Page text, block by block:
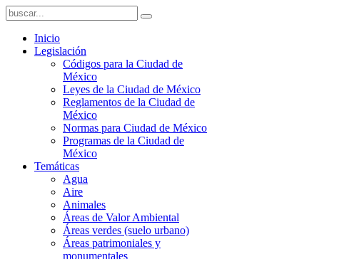
Inicio
Legislación
Códigos para la Ciudad de
México
Leyes de la Ciudad de México
Reglamentos de la Ciudad de
México
Normas para Ciudad de México
Programas de la Ciudad de
México
Temáticas
Agua
Aire
Animales
Áreas de Valor Ambiental
Áreas verdes (suelo urbano)
Áreas patrimoniales y
monumentales